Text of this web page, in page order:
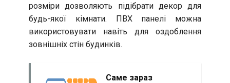
розміри дозволяють підібрати декор для
будь-якої кімнати. ПВХ панелі можна
використовувати навіть для оздоблення
зовнішніх стін будинків.
Саме зараз